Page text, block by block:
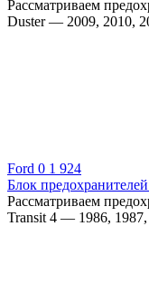
Рассматриваем
Duster — 2009, 2010,
Ford 0 1 924
Блок
Рассматриваем
Transit 4 — 1986, 1987,